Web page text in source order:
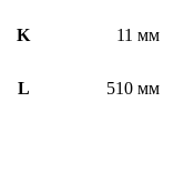
K 11 мм
L 510 мм